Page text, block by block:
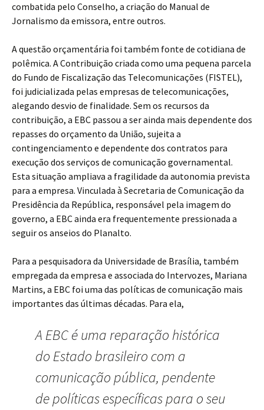
combatida pelo Conselho, a criação do Manual de
Jornalismo da emissora, entre outros.
A questão orçamentária foi também fonte de cotidiana de
polêmica. A Contribuição criada como uma pequena parcela
do Fundo de Fiscalização das Telecomunicações (FISTEL),
foi judicializada pelas empresas de telecomunicações,
alegando desvio de finalidade. Sem os recursos da
contribuição, a EBC passou a ser ainda mais dependente dos
repasses do orçamento da União, sujeita a
contingenciamento e dependente dos contratos para
execução dos serviços de comunicação governamental.
Esta situação ampliava a fragilidade da autonomia prevista
para a empresa. Vinculada à Secretaria de Comunicação da
Presidência da República, responsável pela imagem do
governo, a EBC ainda era frequentemente pressionada a
seguir os anseios do Planalto.
Para a pesquisadora da Universidade de Brasília, também
empregada da empresa e associada do Intervozes, Mariana
Martins, a EBC foi uma das políticas de comunicação mais
importantes das últimas décadas. Para ela,
A EBC é uma reparação histórica
do Estado brasileiro com a
comunicação pública, pendente
de políticas específicas para o seu